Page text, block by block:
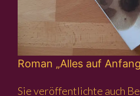
Roman „Alles auf
Sie veröffentlichte auch